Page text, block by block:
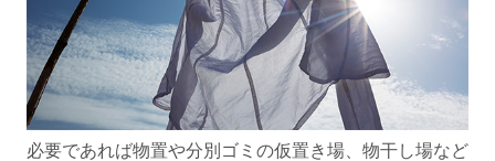
必要であれば物置や分別ゴミの仮置き場、物干し場など